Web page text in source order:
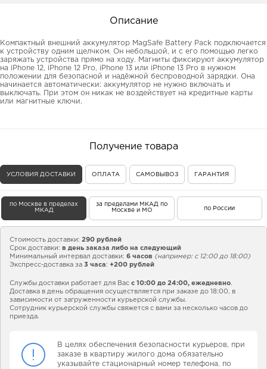
Описание
Компактный внешний аккумулятор MagSafe Battery Pack подключается
к устройству одним щелчком. Он небольшой, и с его помощью легко
заряжать устройства прямо на ходу. Магниты фиксируют аккумулятор
на iPhone 12, iPhone 12 Pro, iPhone 13 или iPhone 13 Pro в нужном
положении для безопасной и надёжной беспроводной зарядки. Она
начинается автоматически: аккумулятор не нужно включать и
выключать. При этом он никак не воздействует на кредитные карты
или магнитные ключи.
Получение товара
УСЛОВИЯ ДОСТАВКИ ОПЛАТА САМОВЫВОЗ ГАРАНТИЯ
по Москве в пределах
МКАД
за пределами МКАД по
Москве и МО
по России
Стоимость доставки: 290 рублей
Срок доставки: в день заказа либо на следующий
Минимальный интервал доставки: 6 часов (например: с 12:00 до 18:00)
Экспресс-доставка за 3 часа : +200 рублей
Службы доставки работает для Вас с 10:00 до 24:00, ежедневно.
Доставка в день обращения осуществляется при заказе до 18:00, в
зависимости от загруженности курьерской службы.
Сотрудник курьерской службы свяжется с вами за несколько часов до
приезда.
В целях обеспечения безопасности курьеров, при
заказе в квартиру жилого дома обязательно
указывайте стационарный номер телефона, по